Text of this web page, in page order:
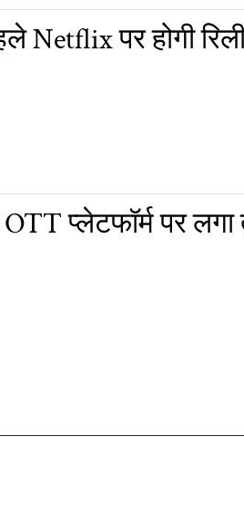
Netflix पर होगी
प्लेटफॉर्म पर लगा